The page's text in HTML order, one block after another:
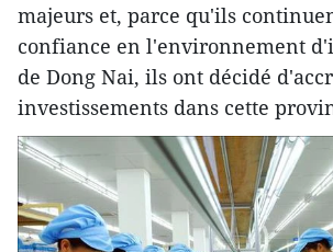
majeurs et, parce qu'ils
confiance en l'environnement
de Dong Nai, ils ont décidé
investissements dans cette